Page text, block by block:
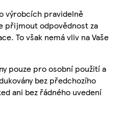
výrobcích pravidelně
přijmout odpovědnost za
To však nemá vliv na Vaše
pouze pro osobní použití a
bez předchozího
ani bez řádného uvedení